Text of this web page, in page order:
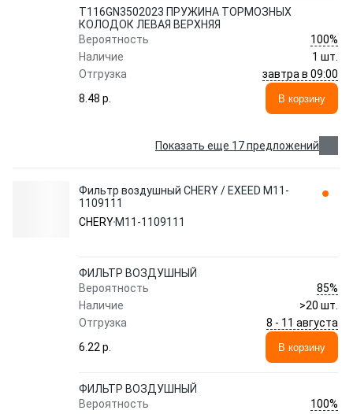
T116GN3502023 ПРУЖИНА ТОРМОЗНЫХ
КОЛОДОК ЛЕВАЯ ВЕРХНЯЯ
Вероятность
100%
Наличие
1 шт.
Отгрузка
завтра в 09:00
8.48 p.
В корзину
Показать еще 17 предложений
Фильтр воздушный CHERY / EXEED M11-
1109111
CHERY M11-1109111
ФИЛЬТР ВОЗДУШНЫЙ
Вероятность
85%
Наличие
>20 шт.
Отгрузка
8 - 11 августа
6.22 p.
В корзину
ФИЛЬТР ВОЗДУШНЫЙ
Вероятность
100%